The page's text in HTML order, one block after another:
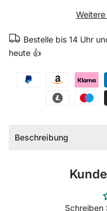
Bestelle bis 14 Uhr
heute 👍
Beschreibung
Schreiben